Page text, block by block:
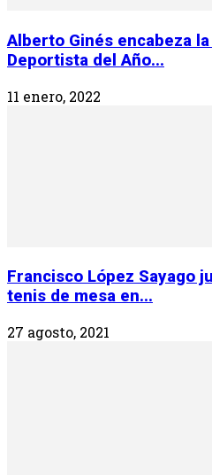
Alberto Ginés encabeza
Deportista del Año...
11 enero, 2022
Francisco López Sayago
tenis de mesa en...
27 agosto, 2021